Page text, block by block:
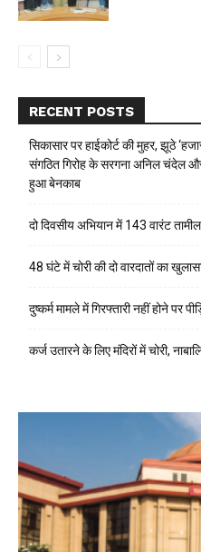
RECENT POSTS
सिकासार पर हाईकोर्ट की मुहर, झूठे
संगठित गिरोह के सरगना अनिल चंदेल
हुआ बेनकाब
दो दिवसीय अभियान में 143 वारंट
48 घंटे में चोरी की दो वारदातों का
दुष्कर्म मामले में गिरफ्तारी नहीं होने पर
कर्ज उतारने के लिए मंदिरों में चोरी,